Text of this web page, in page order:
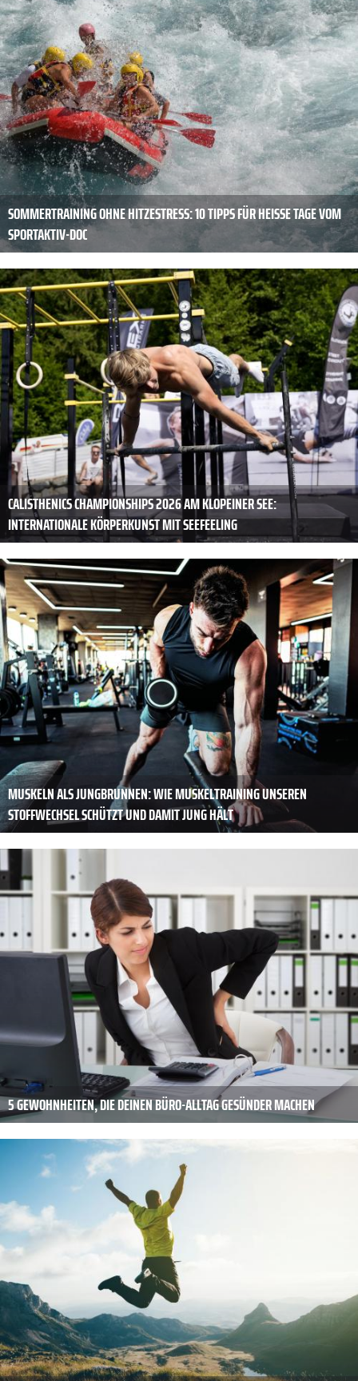
SOMMERTRAINING OHNE HITZESTRESS: 10 TIPPS FÜR HEISSE TAGE VOM S
PORTAKTIV-DOC
CALISTHENICS CHAMPIONSHIPS 2026 AM KLOPEINER SEE:
INTERNATIONALE KÖRPERKUNST MIT SEEFEELING
MUSKELN ALS JUNGBRUNNEN: WIE MUSKELTRAINING UNSEREN
STOFFWECHSEL SCHÜTZT UND DAMIT JUNG HÄLT
5 GEWOHNHEITEN, DIE DEINEN BÜRO-ALLTAG GESÜNDER MACHEN